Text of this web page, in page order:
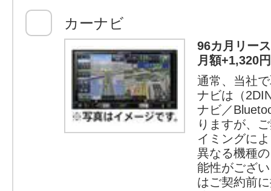
カーナビ
96カ月リー
月額+1,320
通常、当社
ナビは（
ナビ／
りますが、
イミングに
異なる機種
能性がござ
はご契約前